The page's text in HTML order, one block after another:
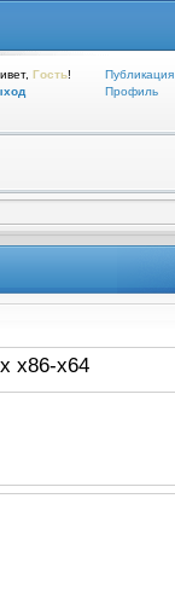
Гость!
Публикация
Профиль
x86-x64